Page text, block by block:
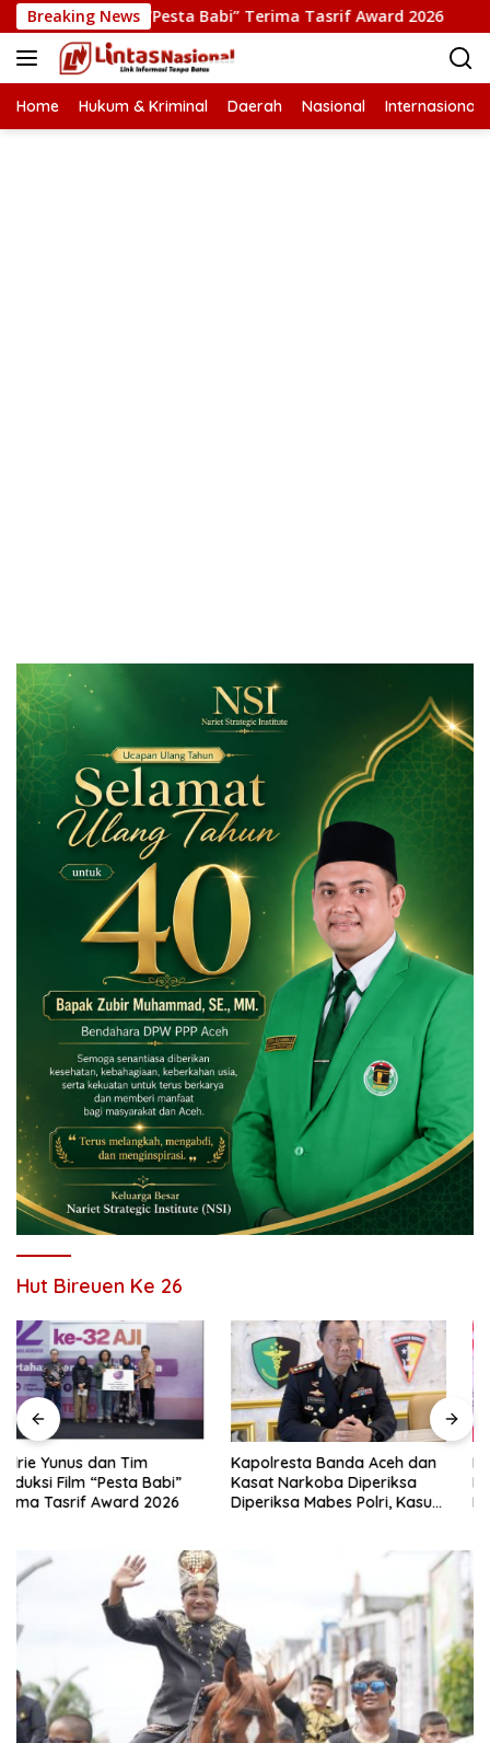
Langsung
ke
konten
Breaking News
Film “Pesta Babi” Terima Tasrif Award 2026
Home Hukum & Kriminal Daerah Nasional Internasional
Hut Bireuen Ke 26
Kapolresta Banda Aceh dan
Kasat Narkoba Diperiksa
Diperiksa Mabes Polri, Kasus
PB HIMABIR: Cetak Sawah
Baru Penantian Lama dari
Petani